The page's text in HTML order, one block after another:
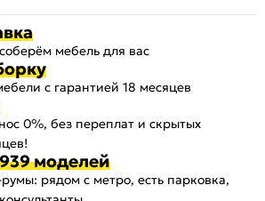
мебель для вас
с гарантией 18 месяцев
0%, без переплат и скрытых
моделей
рядом с метро, есть парковка,